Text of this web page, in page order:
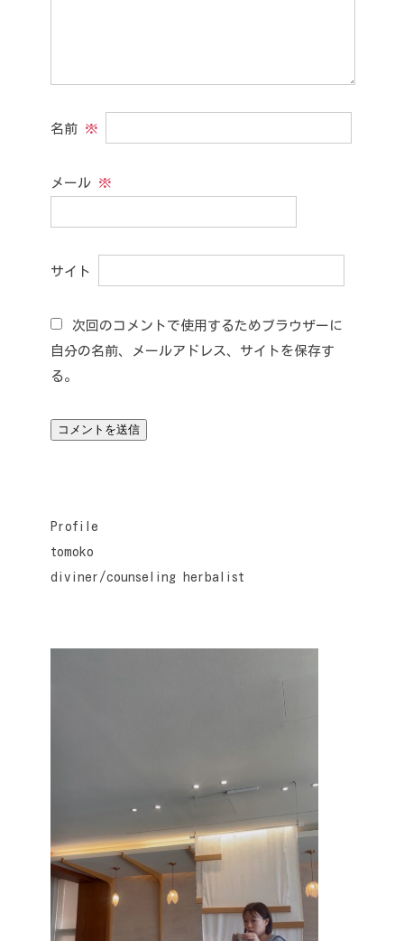
名前 ※
メール ※
サイト
次回のコメントで使用するためブラウザーに
自分の名前、メールアドレス、サイトを保存す
る。
Profile
tomoko
diviner/counseling herbalist